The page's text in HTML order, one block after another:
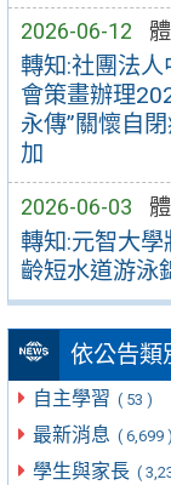
2026-06-12
轉知:社團法
會策畫辦理
永傳”關懷自
加
2026-06-03
轉知:元智大
齡短水道游泳
依公告類
自主學習 ( 53 )
最新消息 ( 6,699 )
學生與家長 (